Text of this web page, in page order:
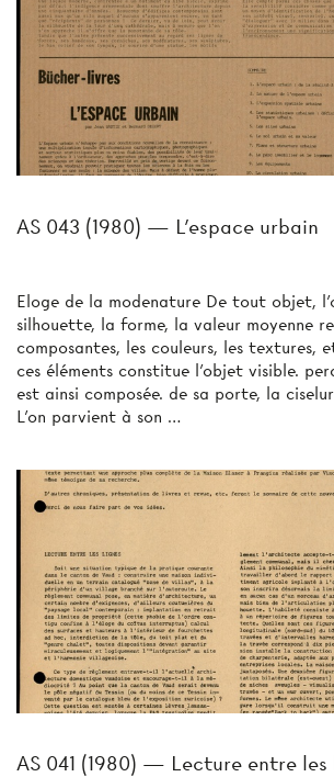
AS 043 (1980) — L'espace urbain
Eloge de la modenature De tout objet,
silhouette, la forme, la valeur moyenne
composantes, les couleurs, les textures,
ces éléments constitue l'objet visible.
est ainsi composée. de sa porte, la
L'on parvient à son …
AS 041 (1980) — Lecture entre les